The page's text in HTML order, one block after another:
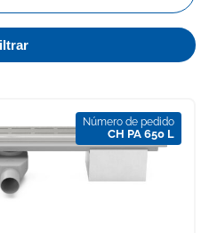
Número de pedido
CH PA 650 L